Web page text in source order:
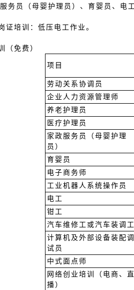
务员（母婴护理员）、育婴员、
证培训：低压电工作业。
（免费）
项目
劳动关系协调员
企业人力资源管理师
养老护理员
医疗护理员
家政服务员（母婴护理
员）
育婴员
电子商务师
工业机器人系统操作员
电工
钳工
汽车维修工或汽车装调工
计算机及外部设备装配调
试员
中式面点师
网络创业培训（电商、直
播）